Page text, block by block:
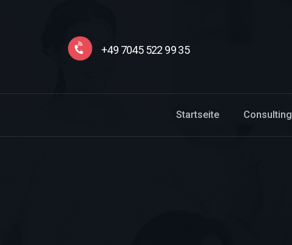
+49 7045 522 99 35
Startseite Consulting